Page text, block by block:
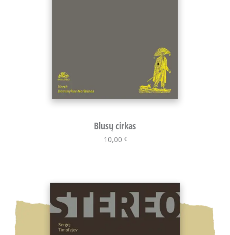
Blusų cirkas
10,00 €